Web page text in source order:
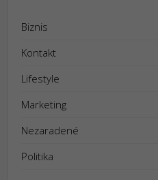
Biznis
Kontakt
Lifestyle
Marketing
Nezaradené
Politika